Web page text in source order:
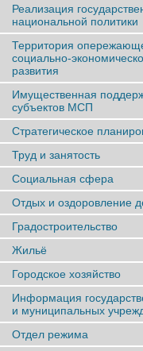
Реализация
национальной политики
Территория
социально-
развития
Имущественная
субъектов МСП
Стратегическое
Труд и занятость
Социальная сфера
Отдых и оздоровление
Градостроительство
Жильё
Городское хозяйство
Информация
и муниципальных
Отдел режима